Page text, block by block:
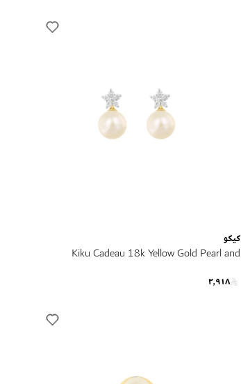
كيكو
Kiku Cadeau 18k Yellow Gold Pearl and
٢٬٩١٨